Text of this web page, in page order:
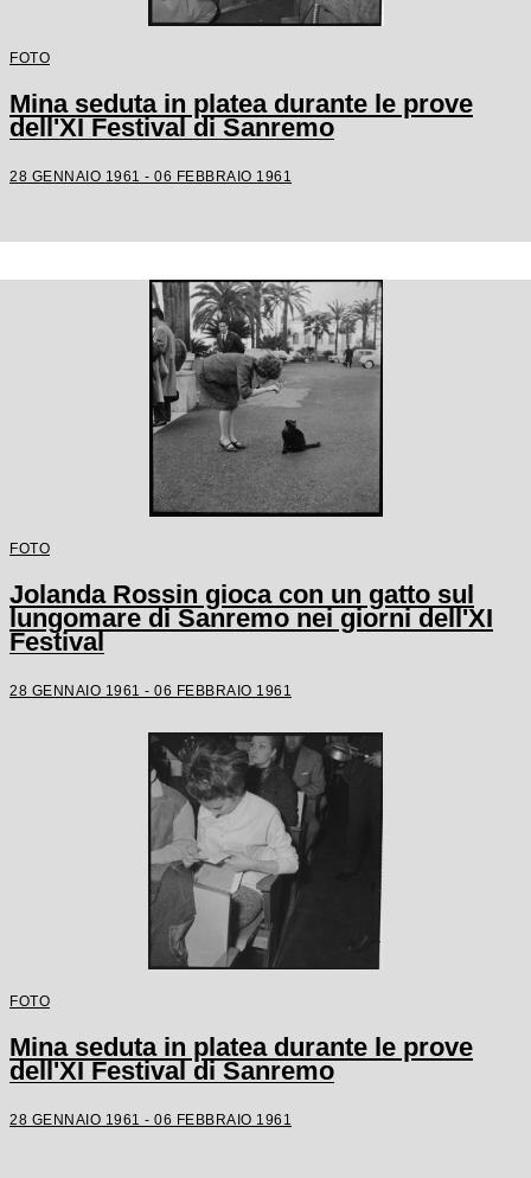
FOTO
Mina seduta in platea durante le prove
dell'XI Festival di Sanremo
28 GENNAIO 1961 - 06 FEBBRAIO 1961
FOTO
Jolanda Rossin gioca con un gatto sul
lungomare di Sanremo nei giorni dell'XI
Festival
28 GENNAIO 1961 - 06 FEBBRAIO 1961
FOTO
Mina seduta in platea durante le prove
dell'XI Festival di Sanremo
28 GENNAIO 1961 - 06 FEBBRAIO 1961